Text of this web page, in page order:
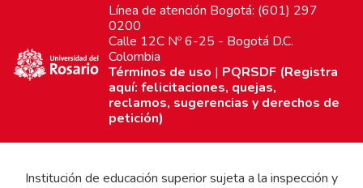
Línea de atención Bogotá: (601) 297
0200
Calle 12C Nº 6-25 - Bogotá D.C.
Colombia
Términos de uso | PQRSDF (Registra
aquí: felicitaciones, quejas,
reclamos, sugerencias y derechos de
petición)
Institución de educación superior sujeta a la inspección y